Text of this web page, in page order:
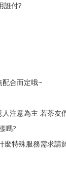
誰付?
配合而定哦~
注意為主 若茶友
嗎?
特殊服務需求請